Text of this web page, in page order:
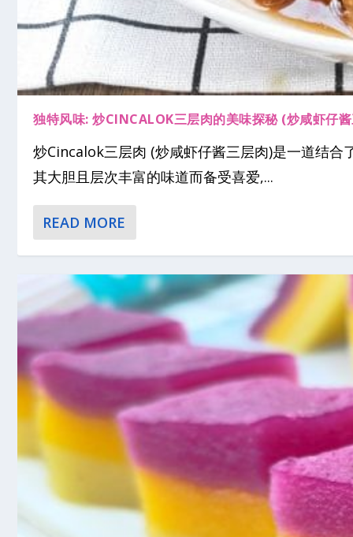
独特风味: 炒CINCALOK三层肉的美味探秘 (炒咸虾仔
炒Cincalok三层肉 (炒咸虾仔酱三层肉)是一道结
其大胆且层次丰富的味道而备受喜爱,...
READ MORE